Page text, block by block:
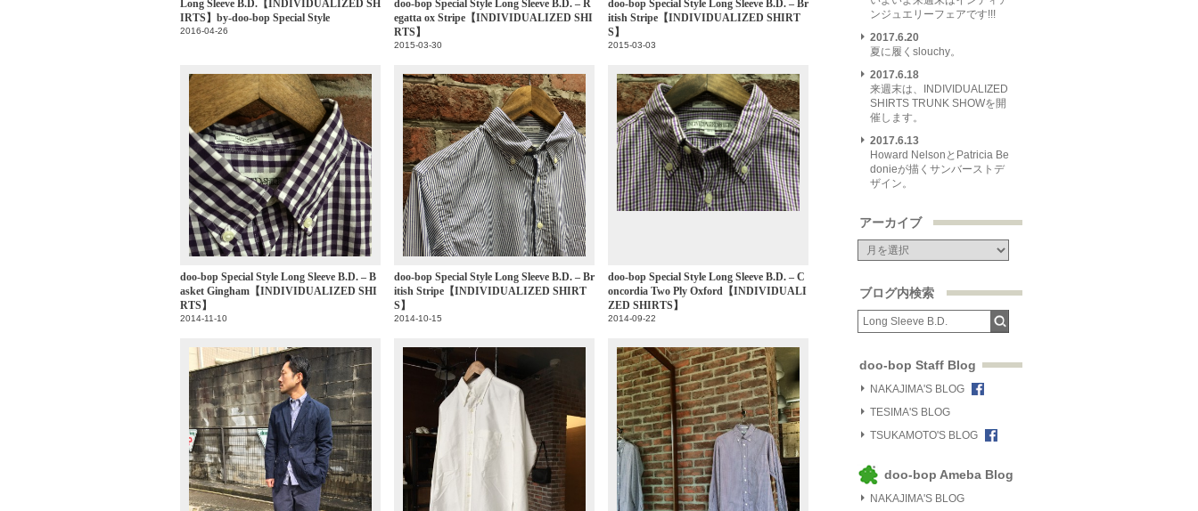
Long Sleeve B.D.【INDIVIDUALIZED SH
IRTS】by‐doo-bop Special Style
2016-04-26
doo-bop Special Style Long Sleeve B.D. – R
egatta ox Stripe【INDIVIDUALIZED SHI
RTS】
2015-03-30
doo-bop Special Style Long Sleeve B.D. – Br
itish Stripe【INDIVIDUALIZED SHIRT
S】
2015-03-03
doo-bop Special Style Long Sleeve B.D. – B
asket Gingham【INDIVIDUALIZED SHI
RTS】
2014-11-10
doo-bop Special Style Long Sleeve B.D. – Br
itish Stripe【INDIVIDUALIZED SHIRT
S】
2014-10-15
doo-bop Special Style Long Sleeve B.D. – C
oncordia Two Ply Oxford【INDIVIDUALI
ZED SHIRTS】
2014-09-22
ンジュエリーフェアです!!!
2017.6.20
夏に履くslouchy。
2017.6.18
来週末は、INDIVIDUALIZED
SHIRTS TRUNK SHOWを開
催します。
2017.6.13
Howard NelsonとPatricia Be
donieが描くサンバーストデ
ザイン。
アーカイブ
ブログ内検索
doo-bop Staff Blog
NAKAJIMA'S BLOG
TESIMA'S BLOG
TSUKAMOTO'S BLOG
doo-bop Ameba Blog
NAKAJIMA'S BLOG